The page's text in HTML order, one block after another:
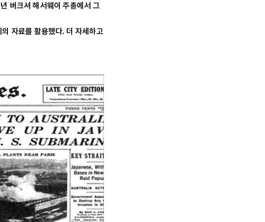
버크셔 해서웨이 주총에서 그
자료를 활용했다. 더 자세하고